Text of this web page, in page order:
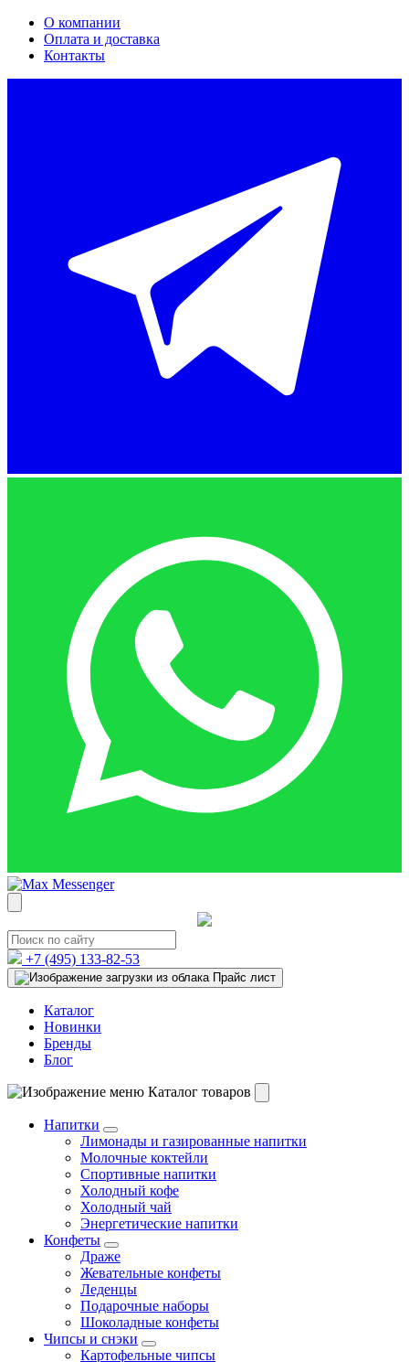
О компании
Оплата и доставка
Контакты
+7 (495) 133-82-53
Прайс лист
Каталог
Новинки
Бренды
Блог
Каталог товаров
Напитки
Лимонады и газированные напитки
Молочные коктейли
Спортивные напитки
Холодный кофе
Холодный чай
Энергетические напитки
Конфеты
Драже
Жевательные конфеты
Леденцы
Подарочные наборы
Шоколадные конфеты
Чипсы и снэки
Картофельные чипсы